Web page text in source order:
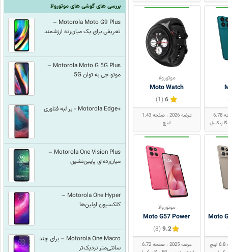
صفحه 6.78
موتورولا
Moto Watch
6
(1)
عرضه 2026
صفحه 1.43
اینچ
Moto
موتورولا
Moto G57 Power
9.2
(8)
عرضه 2025
صفحه 6.72
بررسی های گوشی های موتورولا
Motorola Moto G9 Plus –
تعریفی برای یک میان‌رده ارزشمند
Motorola Moto G 5G Plus –
موتو جی به توان 5G
+Motorola Edge - بر لبه فناوری
Motorola One Vision Plus –
میان‌رده‌ای پایین‌نشین
Motorola One Hyper –
کلکسیون اولین‌ها
Motorola One Macro – برای چند
سانتی‌متر نزدیک‌تر